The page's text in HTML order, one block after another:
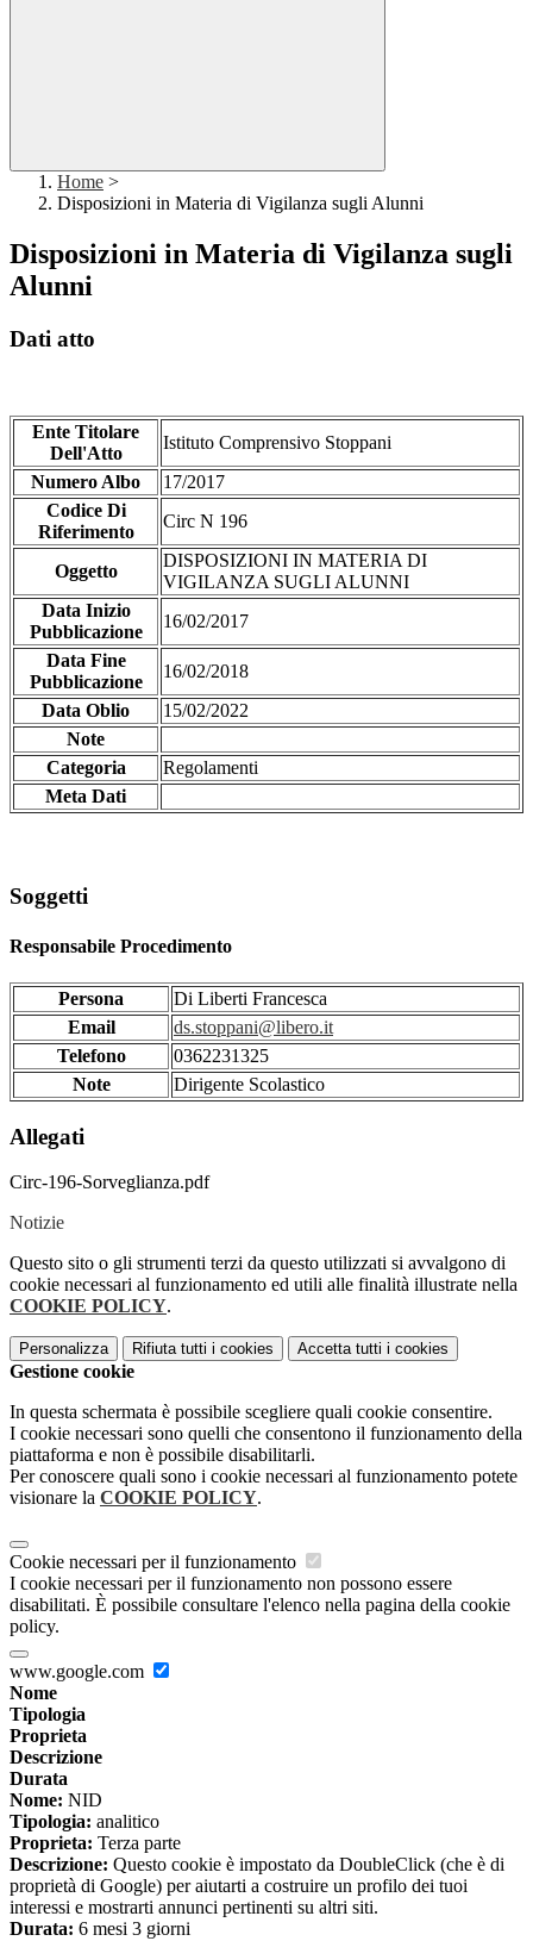
Home >
Disposizioni in Materia di Vigilanza sugli Alunni
Disposizioni in Materia di Vigilanza sugli
Alunni
Dati atto
Ente Titolare
Dell'Atto
Istituto Comprensivo Stoppani
Numero Albo
17/2017
Codice Di
Riferimento
Circ N 196
Oggetto
DISPOSIZIONI IN MATERIA DI
VIGILANZA SUGLI ALUNNI
Data Inizio
Pubblicazione
16/02/2017
Data Fine
Pubblicazione
16/02/2018
Data Oblio
15/02/2022
Note
Categoria
Regolamenti
Meta Dati
Soggetti
Responsabile Procedimento
Persona
Di Liberti Francesca
Email
ds.stoppani@libero.it
Telefono
0362231325
Note
Dirigente Scolastico
Allegati
Circ-196-Sorveglianza.pdf
Notizie
Questo sito o gli strumenti terzi da questo utilizzati si avvalgono di
cookie necessari al funzionamento ed utili alle finalità illustrate nella
COOKIE POLICY.
Personalizza Rifiuta tutti i cookies Accetta tutti i cookies
Gestione cookie
In questa schermata è possibile scegliere quali cookie consentire.
I cookie necessari sono quelli che consentono il funzionamento della
piattaforma e non è possibile disabilitarli.
Per conoscere quali sono i cookie necessari al funzionamento potete
visionare la COOKIE POLICY.
Cookie necessari per il funzionamento
I cookie necessari per il funzionamento non possono essere
disabilitati. È possibile consultare l'elenco nella pagina della cookie
policy.
www.google.com
Nome
Tipologia
Proprieta
Descrizione
Durata
Nome: NID
Tipologia: analitico
Proprieta: Terza parte
Descrizione: Questo cookie è impostato da DoubleClick (che è di
proprietà di Google) per aiutarti a costruire un profilo dei tuoi
interessi e mostrarti annunci pertinenti su altri siti.
Durata: 6 mesi 3 giorni